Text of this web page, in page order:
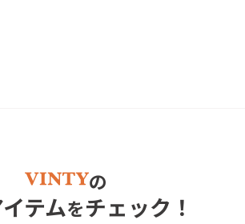
の
テムをチェック！